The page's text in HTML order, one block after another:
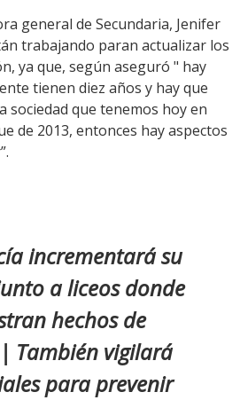
general de Secundaria, Jenifer
trabajando paran actualizar los
ya que, según aseguró " hay
tienen diez años y hay que
sociedad que tenemos hoy en
de 2013, entonces hay aspectos
incrementará su
a liceos donde
hechos de
También vigilará
para prevenir